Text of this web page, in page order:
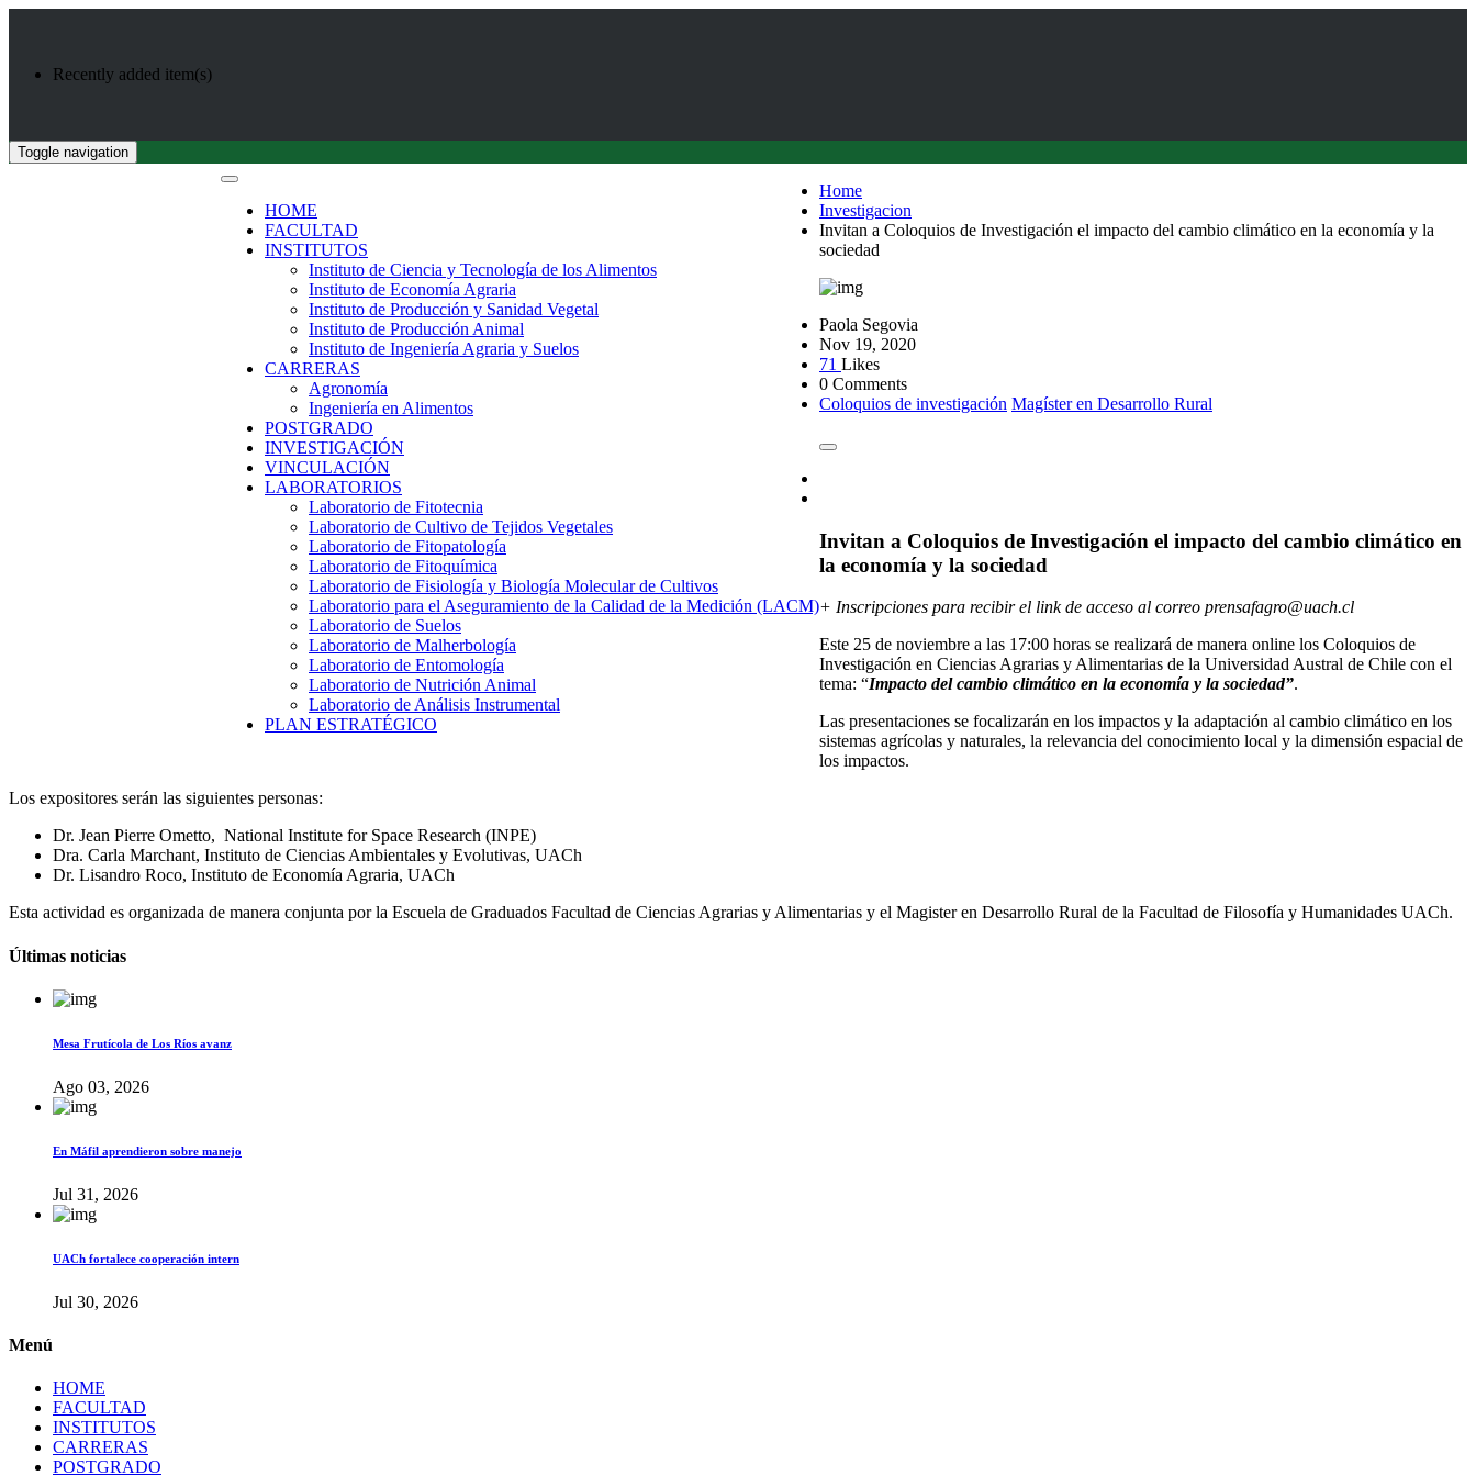
Recently added item(s)
Toggle navigation
HOME
FACULTAD
INSTITUTOS
Instituto de Ciencia y Tecnología de los Alimentos
Instituto de Economía Agraria
Instituto de Producción y Sanidad Vegetal
Instituto de Producción Animal
Instituto de Ingeniería Agraria y Suelos
CARRERAS
Agronomía
Ingeniería en Alimentos
POSTGRADO
INVESTIGACIÓN
VINCULACIÓN
LABORATORIOS
Laboratorio de Fitotecnia
Laboratorio de Cultivo de Tejidos Vegetales
Laboratorio de Fitopatología
Laboratorio de Fitoquímica
Laboratorio de Fisiología y Biología Molecular de Cultivos
Laboratorio para el Aseguramiento de la Calidad de la Medición (LACM)
Laboratorio de Suelos
Laboratorio de Malherbología
Laboratorio de Entomología
Laboratorio de Nutrición Animal
Laboratorio de Análisis Instrumental
PLAN ESTRATÉGICO
Home
Investigacion
Invitan a Coloquios de Investigación el impacto del cambio climático en la economía y la
sociedad
Paola Segovia
Nov 19, 2020
71 Likes
0 Comments
Coloquios de investigación Magíster en Desarrollo Rural
Invitan a Coloquios de Investigación el impacto del cambio climático en
la economía y la sociedad
+ Inscripciones para recibir el link de acceso al correo prensafagro@uach.cl
Este 25 de noviembre a las 17:00 horas se realizará de manera online los Coloquios de
Investigación en Ciencias Agrarias y Alimentarias de la Universidad Austral de Chile con el
tema: “Impacto del cambio climático en la economía y la sociedad”.
Las presentaciones se focalizarán en los impactos y la adaptación al cambio climático en los
sistemas agrícolas y naturales, la relevancia del conocimiento local y la dimensión espacial de
los impactos.
Los expositores serán las siguientes personas:
Dr. Jean Pierre Ometto, National Institute for Space Research (INPE)
Dra. Carla Marchant, Instituto de Ciencias Ambientales y Evolutivas, UACh
Dr. Lisandro Roco, Instituto de Economía Agraria, UACh
Esta actividad es organizada de manera conjunta por la Escuela de Graduados Facultad de Ciencias Agrarias y Alimentarias y el Magister en Desarrollo Rural de la Facultad de Filosofía y Humanidades UACh.
Últimas noticias
Mesa Frutícola de Los Ríos avanz
Ago 03, 2026
En Máfil aprendieron sobre manejo
Jul 31, 2026
UACh fortalece cooperación intern
Jul 30, 2026
Menú
HOME
FACULTAD
INSTITUTOS
CARRERAS
POSTGRADO